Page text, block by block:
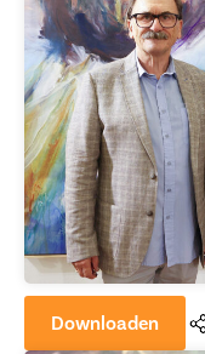
Downloaden